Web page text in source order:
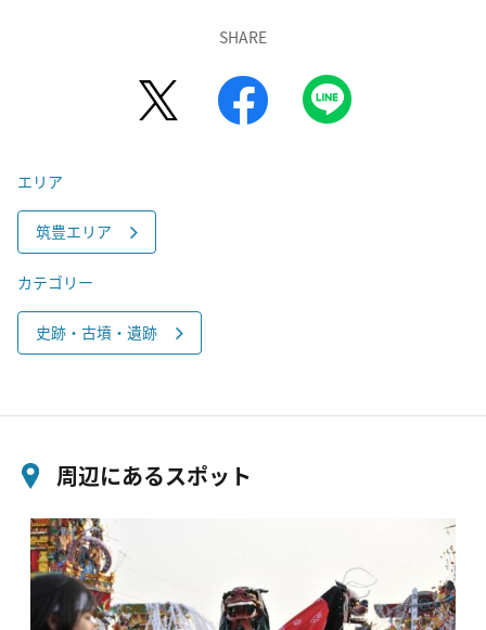
SHARE
エリア
筑豊エリア
カテゴリー
史跡・古墳・遺跡
周辺にあるスポット